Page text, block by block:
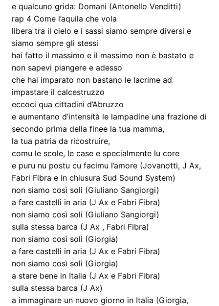
e qualcuno grida: Domani (Antonello Venditti)
rap 4 Come l’aquila che vola
libera tra il cielo e i sassi siamo sempre diversi e
siamo sempre gli stessi
hai fatto il massimo e il massimo non è bastato e
non sapevi piangere e adesso
che hai imparato non bastano le lacrime ad
impastare il calcestruzzo
eccoci qua cittadini d’Abruzzo
e aumentano d’intensità le lampadine una frazione di
secondo prima della finee la tua mamma,
la tua patria da ricostruire,
comu le scole, le case e specialmente lu core
e puru nu postu cu facimu l’amore (Jovanotti, J Ax,
Fabri Fibra e in chiusura Sud Sound System)
non siamo così soli (Giuliano Sangiorgi)
a fare castelli in aria (J Ax e Fabri Fibra)
non siamo così soli (Giuliano Sangiorgi)
sulla stessa barca (J Ax , Fabri Fibra)
non siamo così soli (Giorgia)
a fare castelli in aria (J Ax e Fabri Fibra)
non siamo così soli (Giorgia)
a stare bene in Italia (J Ax e Fabri Fibra)
sulla stessa barca (J Ax)
a immaginare un nuovo giorno in Italia (Giorgia,